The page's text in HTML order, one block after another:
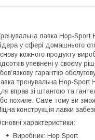
лавка Hop-Sport
у сфері домашнього
кожного продукту
упевнені у своєму
гарантію
тренувальна Hop-Sport
вправ зі штангою та
похиле. Саме тому ви
конструкція лавки
характеристики:
Виробник: Hop Sport